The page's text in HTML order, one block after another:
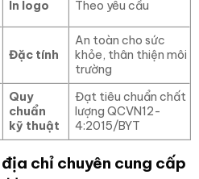
In logo Theo yêu cầu
Đặc tính
An toàn cho sức
khỏe, thân thiện môi
trường
Quy
chuẩn
kỹ thuật
Đạt tiêu chuẩn chất
lượng QCVN12-
4:2015/BYT
chỉ chuyên cung cấp